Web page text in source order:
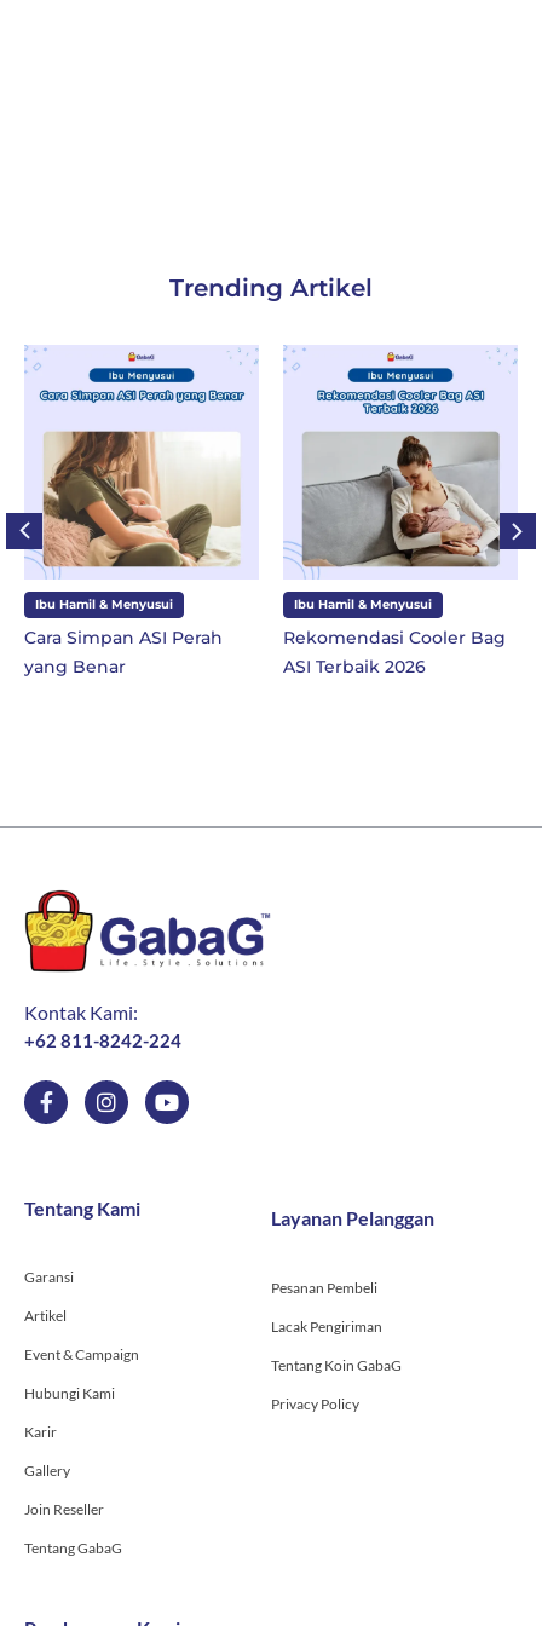
Trending Artikel
Ibu Hamil & Menyusui
Rekomendasi Cooler Bag
ASI Terbaik 2026
Ibu dan Anak
10 Perlengkapan
SD Kelas 1 di Tahun
Kontak Kami:
+62 811-8242-224
F
a
o
o
f
I
n
g
r
Y
o
Tentang Kami
Garansi
Artikel
Event & Campaign
Hubungi Kami
Karir
Gallery
Join Reseller
Tentang GabaG
Layanan Pelanggan
Pesanan Pembeli
Lacak Pengiriman
Tentang Koin GabaG
Privacy Policy